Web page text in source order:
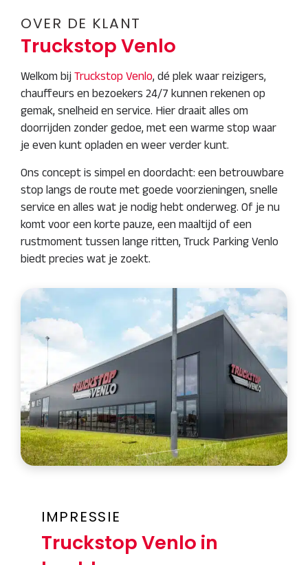
OVER DE KLANT
Truckstop Venlo
Welkom bij Truckstop Venlo, dé plek waar reizigers,
chauffeurs en bezoekers 24/7 kunnen rekenen op
gemak, snelheid en service. Hier draait alles om
doorrijden zonder gedoe, met een warme stop waar
je even kunt opladen en weer verder kunt.
Ons concept is simpel en doordacht: een betrouwbare
stop langs de route met goede voorzieningen, snelle
service en alles wat je nodig hebt onderweg. Of je nu
komt voor een korte pauze, een maaltijd of een
rustmoment tussen lange ritten, Truck Parking Venlo
biedt precies wat je zoekt.
IMPRESSIE
Truckstop Venlo in